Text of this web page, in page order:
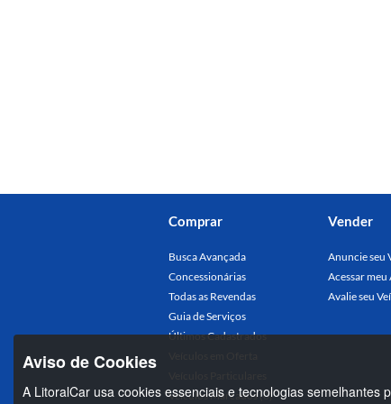
Comprar
Busca Avançada
Concessionárias
Todas as Revendas
Guia de Serviços
Últimos Cadastrados
Veículos Marcados (0)
Vender
Anuncie seu
Acessar
Avalie seu
Aviso de Cookies
A LitoralCar usa cookies essenciais e tecnologias semelhantes